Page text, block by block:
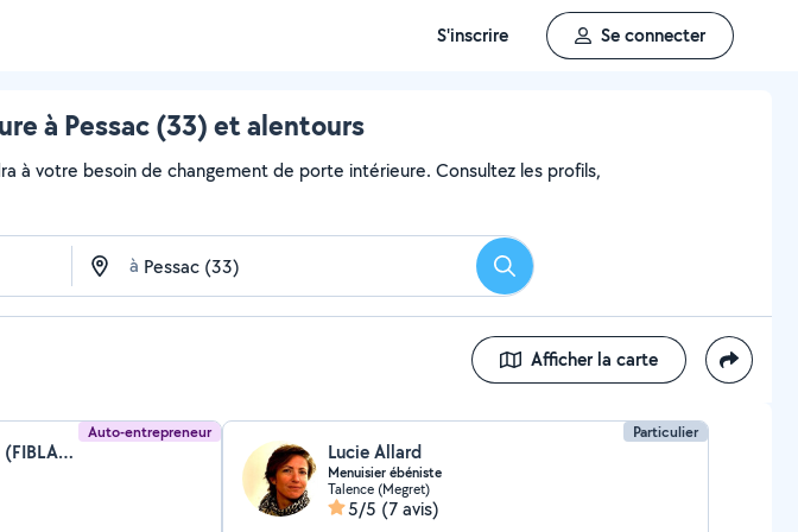
S'inscrire Se connecter
à Pessac (33) et alentours
à votre besoin de changement de porte intérieure. Consultez les profils,
à Rechercher
Afficher la carte
Auto-entrepreneur
Andres Salazar fibla (FIBLA MENUISERIE)
Particulier
Lucie Allard
Menuisier ébéniste
Talence (Megret)
5/5 (7 avis)